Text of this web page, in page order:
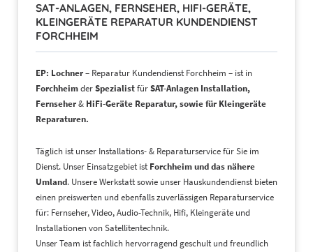
SAT-ANLAGEN, FERNSEHER, HIFI-GERÄTE,
KLEINGERÄTE REPARATUR KUNDENDIENST
FORCHHEIM
EP: Lochner– Reparatur Kundendienst Forchheim – ist in
ForchheimderSpezialistfürSAT-Anlagen Installation,
Fernseher& HiFi-Geräte Reparatur, sowie für Kleingeräte
Reparaturen.
Täglich ist unser Installations- & Reparaturservice für Sie im
Dienst. Unser Einsatzgebiet ist Forchheim und das nähere
Umland. Unsere Werkstatt sowie unser Hauskundendienst bieten
einen preiswerten und ebenfalls zuverlässigen Reparaturservice
für: Fernseher, Video, Audio-Technik, Hifi, Kleingeräte und
Installationen von Satellitentechnik.
Unser Team ist fachlich hervorragend geschult und freundlich